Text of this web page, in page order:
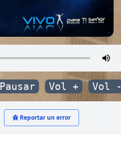
Pausar Vol + Vol -
Reportar un error